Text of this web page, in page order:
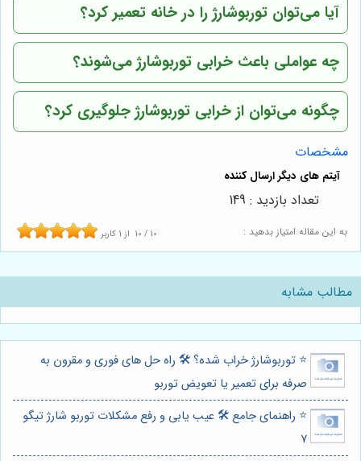
آیا می‌توان توربوشارژ را در خانه تعمیر کرد؟
چه عواملی باعث خرابی توربوشارژ می‌شوند؟
چگونه می‌توان از خرابی توربوشارژ جلوگیری کرد؟
مشخصات
به این مقاله امتیاز بدهید : 10 / 10 از 1 کاربر
تعداد بازدید : 149
مطالب مشابه
⭐️ توربوشارژ خراب شده؟ 🛠️ راه حل های فوری و مقرون به
صرفه برای تعمیر یا تعویض توربو
⭐️ راهنمای جامع 🛠️ عیب یابی و رفع مشکلات توربو شارژ تیگو
7